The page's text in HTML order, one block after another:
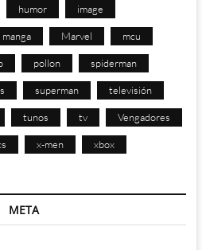
humor image
manga Marvel mcu
pollon spiderman
superman televisión
tunos tv Vengadores
x-men xbox
META